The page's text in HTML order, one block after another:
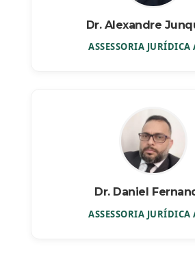
Dr. Alexandre
ASSESSORIA JURÍDICA
Dr. Daniel
ASSESSORIA JURÍDICA